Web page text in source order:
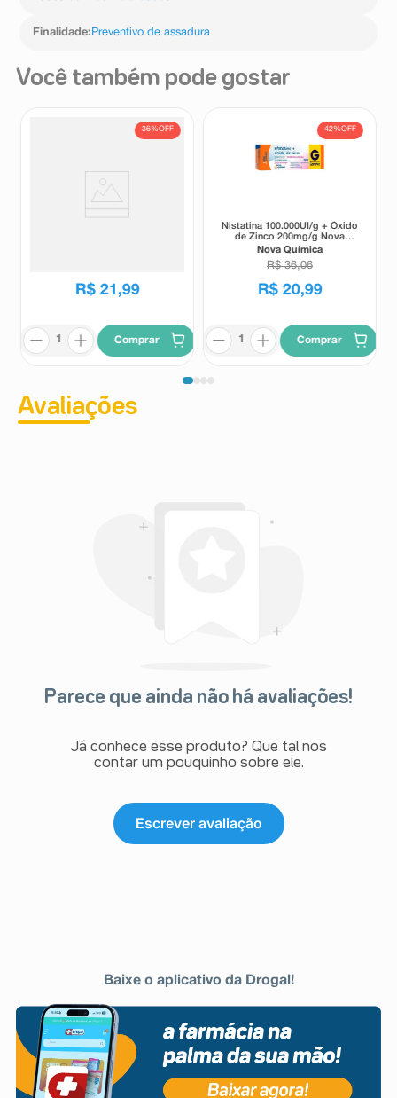
Finalidade: Preventivo de assadura
Você também pode gostar
36%OFF
R$ 21 ,99
Comprar
42%OFF
Nistatina 100.000UI/g + Óxido
de Zinco 200mg/g Nova
Química Pomada
Nova Química
R$ 36,06
R$ 20,99
Comprar
Avaliações
Parece que ainda não há avaliações!
Já conhece esse produto? Que tal nos
contar um pouquinho sobre ele.
Escrever avaliação
Baixe o aplicativo da Drogal!